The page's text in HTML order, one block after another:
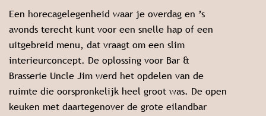
Een horecagelegenheid waar je overdag en ’s
avonds terecht kunt voor een snelle hap of een
uitgebreid menu, dat vraagt om een slim
interieurconcept. De oplossing voor Bar &
Brasserie Uncle Jim werd het opdelen van de
ruimte die oorspronkelijk heel groot was. De open
keuken met daartegenover de grote eilandbar